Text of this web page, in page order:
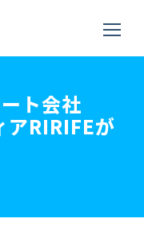
ト会社
RIRIFEが